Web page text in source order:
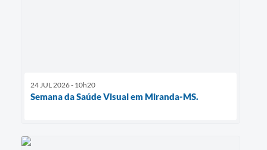
24 JUL 2026 - 10h20
Semana da Saúde Visual em Miranda-MS.